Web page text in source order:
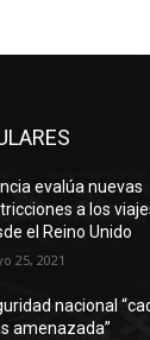
evalúa nuevas
a los
el Reino Unido
25, 2021
nacional
amenazada”